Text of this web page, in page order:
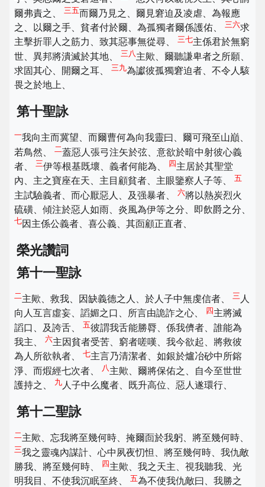
爾弗責之、
三五而爾乃見之、爾見窘迫及凌虐、為報應
之、以爾之手、貧者付於爾、為孤獨者爾係護佑、 三六求
主擊折罪人之筋力、致其惡事無從尋、
三七主係君於無窮
世、異邦將潰滅於其地、
三八 主歟、爾聽謙卑者之所願、
求固其心、開爾之耳、 三九為讞彼孤獨窘迫者、不令人駭
畏之於地上、
第十聖詠
一我向主而冀望、而爾曹何為向我靈曰、爾可飛至山巔、
若鳥然、
二蓋惡人張弓注矢於弦、意欲於暗中射彼心義
者、 三伊等根基既壞、義者何能為、 四主居於其聖堂
內、主之寶座在天、主目顧貧者、主眼鑒察人子等、 五
主試驗義者、而心厭惡人、及强暴者、 六將以熱炭烈火
硫磺、傾注於惡人如雨、炎風為伊等之分、即飲爵之分、
七因主係公義者、喜公義、其靣顧正直者、
榮光讚詞
第十一聖詠
二 主歟、救我、因缺義德之人、於人子中無虔信者、 三 人
向人互言虛妄、謟媚之口、所言由詭詐之心、
四主將滅
謟口、及誇舌、 五彼謂我舌能勝脣、係我儕者、誰能為
我主、 六主因貧者受苦、窮者嗟嘆、我今欲起、將救彼
為人所欲執者、 七主言乃清潔者、如銀於爐冶砂中所鎔
淨、而煆經七次者、
八 主歟、爾將保佑之、自今至世世
護持之、
九 人子中么魔者、既升高位、惡人遂環行、
第十二聖詠
二 主歟、忘我將至幾何時、掩爾靣於我躬、將至幾何時、
三我之靈魂內謀計、心中夙夜忉怛、將至幾何時、我仇敵
勝我、將至幾何時、
四主歟、我之天主、視我聽我、光
明我目、不使我沉眠至終、 五為不使我仇敵曰、我勝之